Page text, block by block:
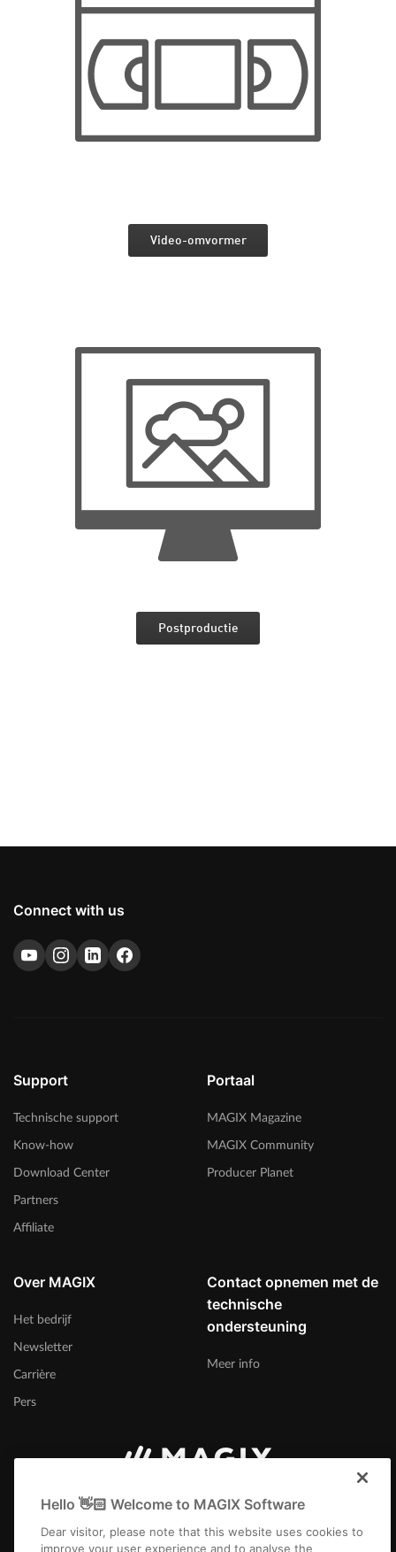
Video-omvormer
Postproductie
Connect with us
Support
Technische support
Know-how
Download Center
Partners
Affiliate
Portaal
MAGIX Magazine
MAGIX Community
Producer Planet
Over MAGIX
Het bedrijf
Newsletter
Carrière
Pers
Contact opnemen met de
technische
ondersteuning
Meer info
Nederland
Hello 👋🏻 Welcome to MAGIX Software
Dear visitor, please note that this website uses cookies to
improve your user experience and to analyse the